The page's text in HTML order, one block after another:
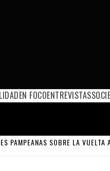
EN FOCOENTREVISTAS
PAMPEANAS SOBRE LA